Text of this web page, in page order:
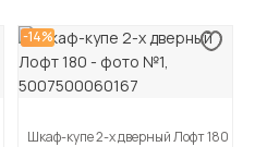
-14%
Шкаф-купе 2-х дверный Лофт 180